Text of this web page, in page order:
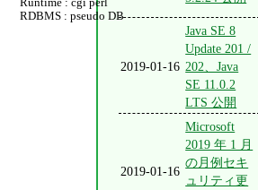
2019-01-16
Java SE 8
Update 201 /
202、Java
SE 11.0.2
LTS 公開
2019-01-16
Microsoft
2019 年 1 月
の月例セキ
ュリティ更
RDBMS : pseudo DB